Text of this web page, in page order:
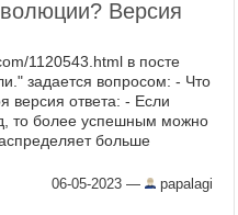
Версия
1120543.html в посте
задается вопросом: - Что
версия ответа: - Если
то более успешным можно
больше
06-05-2023 — papalagi